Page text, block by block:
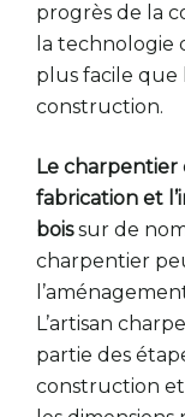
progrès de la
la technologie
plus facile que
construction.
Le
fabrication et
boissur de
charpentier
L’artisan
partie des
construction et